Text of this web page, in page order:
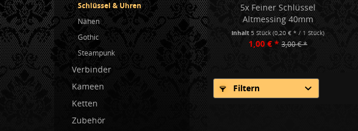
Schlüssel & Uhren
Nähen
Gothic
Steampunk
Verbinder
Kameen
Ketten
Zubehör
5x Feiner Schlüssel
Altmessing 40mm
Inhalt 5 Stück (0,20 € * / 1 Stück)
1,00 € * 3,00 € *
Filtern